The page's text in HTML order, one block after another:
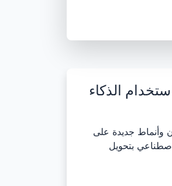
الذكاء
وأنماط جديدة على
بتحويل